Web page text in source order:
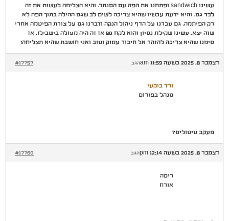
עשינו sandwich ופתחנו את הפה עם הסנתר. והיא הצליחה לעשות את זה
לבד גם. והיא ידעת עכשיו שהיא צריכה לשים לב שגם ההילה בתוך הפה לא
רק הפיתמה. גם עברנו על הדף ניהול הנקה ודברנו גם על צורת הפיטמה אחרי
שזה יצא. עשינו שקילת נסיון והוא לקח 80 אז זה היה מעולה בישבילו. אז
סימנו שהיא צריכה להזהר אל חיבור עמוק וטוב ואני חושבת שהיא תצליחה!
דצמבר 8, 2025 בשעה 11:59 am #17757 הגב
ורד בוקעי
מנהל בפורום
מעקב טיטולים?
דצמבר 8, 2025 בשעה 12:14 pm #17760 הגב
ריסה
אורח